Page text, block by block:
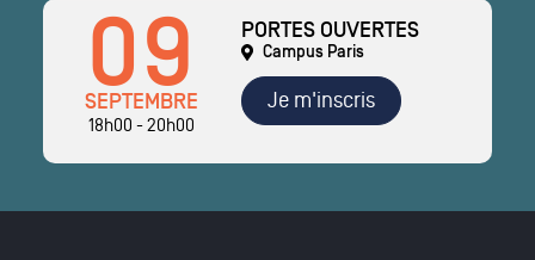
09
SEPTEMBRE
18h00 - 20h00
PORTES OUVERTES
Campus Paris
Je m'inscris